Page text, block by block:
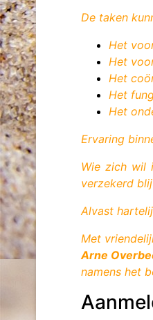
De taken
Het
Het
Het
Het
Het
Ervaring
Wie zich wil
verzekerd
Alvast
Met
Arne
namens het